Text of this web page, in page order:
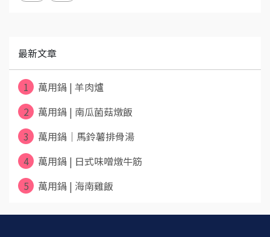
最新文章
1
萬用鍋 | 羊肉爐
2
萬用鍋 | 南瓜菌菇燉飯
3
萬用鍋｜馬鈴薯排骨湯
4
萬用鍋 | 日式味噌燉牛筋
5
萬用鍋 | 海南雞飯